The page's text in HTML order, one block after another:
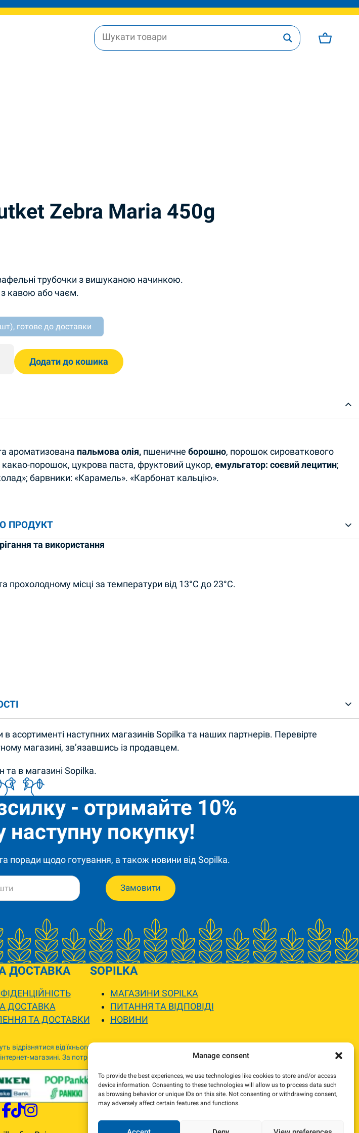
Manage consent
To provide the best experiences, we use technologies like cookies to store and/or access
device information. Consenting to these technologies will allow us to process data such
as browsing behavior or unique IDs on this site. Not consenting or withdrawing consent,
may adversely affect certain features and functions.
Zebra Maria 450g
трубочки з вишуканою начинкою.
кавою або чаєм.
готове до доставки
Maria 450g quantity
Додати до кошика
ароматизована пальмова олія, пшеничнеборошно, порошок сироваткового
какао-порошок, цукрова паста, фруктовий цукор,емульгатор: соєвий лецитин;
барвники: «Карамель». «Карбонат кальцію».
ПРОДУКТ
та використання
прохолодному місці за температури від 13°C до 23°C.
асортименті наступних магазинів Sopilka та наших партнерів. Перевірте
магазині, зв’язавшись із продавцем.
та в магазині Sopilka.
- отримайте 10%
покупку!
поради щодо готування, а також новини від Sopilka.
Замовити
ДОСТАВКА
ДОСТАВКА
ТА ДОСТАВКИ
SOPILKA
МАГАЗИНИ SOPILKA
ПИТАННЯ ТА ВІДПОВІДІ
НОВИНИ
відрізнятися від їхнього фактичного вигляду.
магазині. За потреби ми зв’яжемося та погодимо заміну.